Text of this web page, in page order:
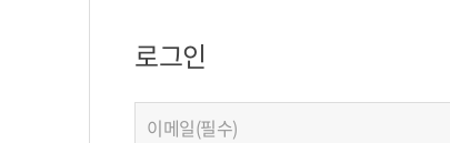
로그인